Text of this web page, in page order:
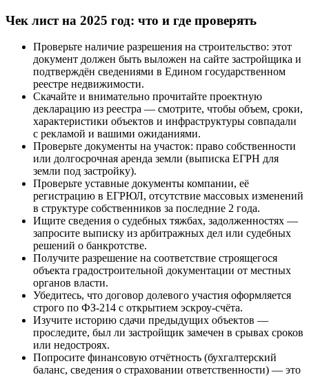
Чек лист на 2025 год: что и где проверять
Проверьте наличие разрешения на строительство: этот
документ должен быть выложен на сайте застройщика и
подтверждён сведениями в Едином государственном
реестре недвижимости.
Скачайте и внимательно прочитайте проектную
декларацию из реестра — смотрите, чтобы объем, сроки,
характеристики объектов и инфраструктуры совпадали
с рекламой и вашими ожиданиями.
Проверьте документы на участок: право собственности
или долгосрочная аренда земли (выписка ЕГРН для
земли под застройку).
Проверьте уставные документы компании, её
регистрацию в ЕГРЮЛ, отсутствие массовых изменений
в структуре собственников за последние 2 года.
Ищите сведения о судебных тяжбах, задолженностях —
запросите выписку из арбитражных дел или судебных
решений о банкротстве.
Получите разрешение на соответствие строящегося
объекта градостроительной документации от местных
органов власти.
Убедитесь, что договор долевого участия оформляется
строго по ФЗ-214 с открытием эскроу-счёта.
Изучите историю сдачи предыдущих объектов —
проследите, был ли застройщик замечен в срывах сроков
или недостроях.
Попросите финансовую отчётность (бухгалтерский
баланс, сведения о страховании ответственности) — это